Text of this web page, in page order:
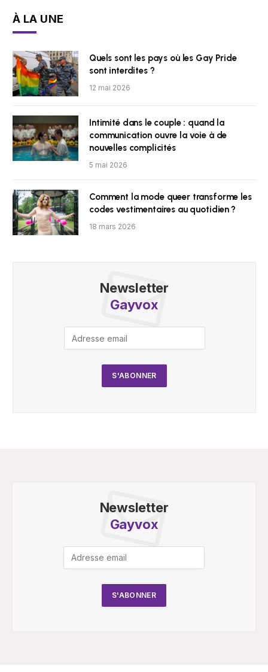
À LA UNE
Quels sont les pays où les Gay Pride
sont interdites ?
12 mai 2026
Intimité dans le couple : quand la
communication ouvre la voie à de
nouvelles complicités
5 mai 2026
Comment la mode queer transforme les
codes vestimentaires au quotidien ?
18 mars 2026
Newsletter
Gayvox
Newsletter
Gayvox